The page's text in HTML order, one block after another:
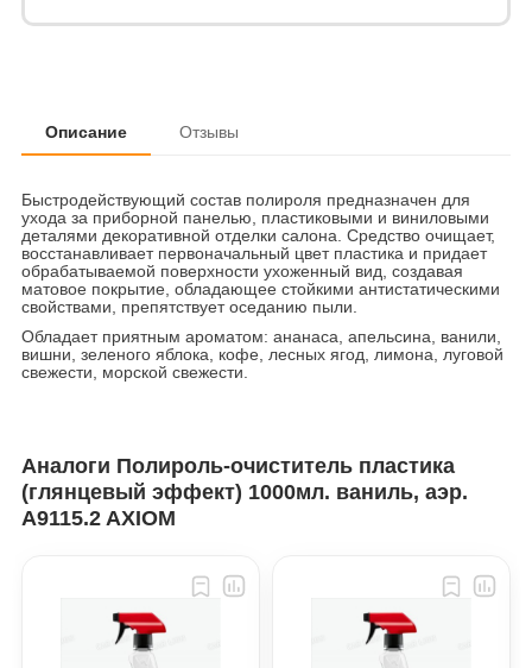
Описание Отзывы
Быстродействующий состав полироля предназначен для
ухода за приборной панелью, пластиковыми и виниловыми
деталями декоративной отделки салона. Средство очищает,
восстанавливает первоначальный цвет пластика и придает
обрабатываемой поверхности ухоженный вид, создавая
матовое покрытие, обладающее стойкими антистатическими
свойствами, препятствует оседанию пыли.
Обладает приятным ароматом: ананаса, апельсина, ванили,
вишни, зеленого яблока, кофе, лесных ягод, лимона, луговой
свежести, морской свежести.
Аналоги Полироль-очиститель пластика
(глянцевый эффект) 1000мл. ваниль, аэр.
A9115.2 AXIOM